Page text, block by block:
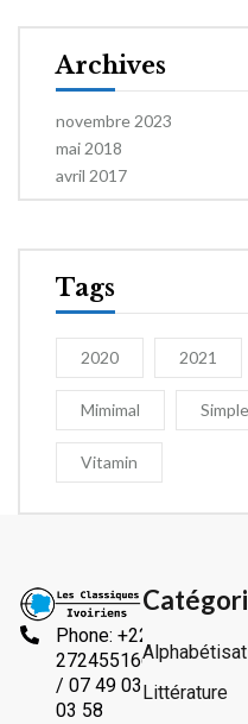
Archives
novembre 2023
mai 2018
avril 2017
Tags
2020 2021
Mimimal Simple
Vitamin
Phone: +225
2724551666
/ 07 49 03
03 58
Littérature